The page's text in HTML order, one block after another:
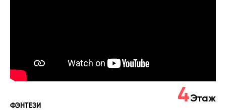
ФЭНТЕЗИ 4Этаж